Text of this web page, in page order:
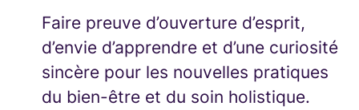
Faire preuve d’ouverture d’esprit,
d’envie d’apprendre et d’une curiosité
sincère pour les nouvelles pratiques
du bien-être et du soin holistique.